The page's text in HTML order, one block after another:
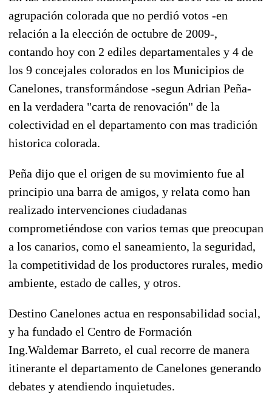
agrupación colorada que no perdió votos -en
relación a la elección de octubre de 2009-,
contando hoy con 2 ediles departamentales y 4 de
los 9 concejales colorados en los Municipios de
Canelones, transformándose -segun Adrian Peña-
en la verdadera "carta de renovación" de la
colectividad en el departamento con mas tradición
historica colorada.
Peña dijo que el origen de su movimiento fue al
principio una barra de amigos, y relata como han
realizado intervenciones ciudadanas
comprometiéndose con varios temas que preocupan
a los canarios, como el saneamiento, la seguridad,
la competitividad de los productores rurales, medio
ambiente, estado de calles, y otros.
Destino Canelones actua en responsabilidad social,
y ha fundado el Centro de Formación
Ing.Waldemar Barreto, el cual recorre de manera
itinerante el departamento de Canelones generando
debates y atendiendo inquietudes.